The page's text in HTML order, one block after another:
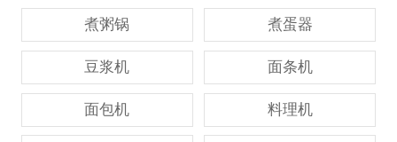
煮粥锅 煮蛋器
豆浆机 面条机
面包机 料理机